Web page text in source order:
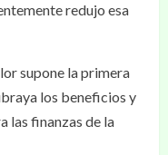
redujo esa
supone la primera
los beneficios y
las finanzas de la